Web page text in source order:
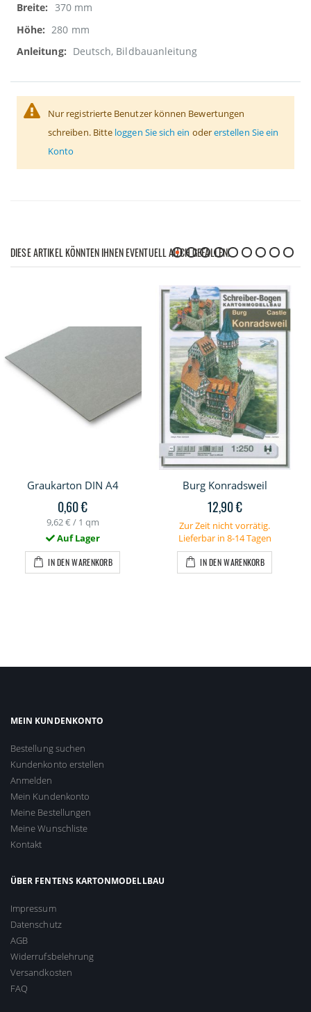
370 mm
280 mm
Deutsch, Bildbauanleitung
Nur registrierte Benutzer können Bewertungen
schreiben. Bitte loggen Sie sich ein odererstellen Sie ein
Konto
DIESE ARTIKEL KÖNNTEN IHNEN EVENTUELL AUCH GEFALLEN!
Graukarton DIN A4
0,60 €
9,62 € / 1 qm
Auf Lager
IN DEN WARENKORB
Burg Konradsweil
12,90 €
Zur Zeit nicht vorrätig.
Lieferbar in 8-14 Tagen
IN DEN WARENKORB
MEIN KUNDENKONTO
Bestellung suchen
Kundenkonto erstellen
Anmelden
Mein Kundenkonto
Meine Bestellungen
Meine Wunschliste
Kontakt
ÜBER FENTENS KARTONMODELLBAU
Impressum
Datenschutz
AGB
Widerrufsbelehrung
Versandkosten
FAQ